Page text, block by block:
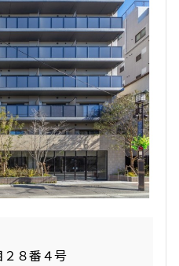
円
フリーレント
８番４号